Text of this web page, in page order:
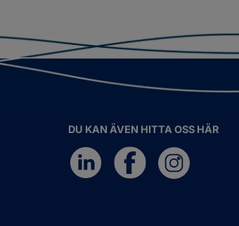
DU KAN ÄVEN HITTA OSS HÄR